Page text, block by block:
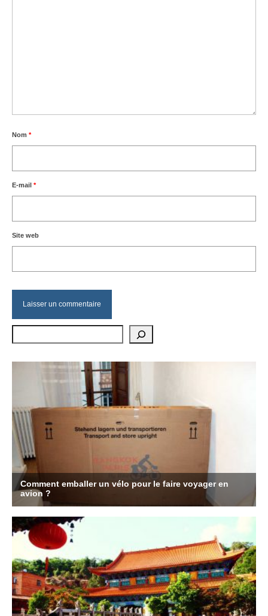
Nom *
E-mail *
Site web